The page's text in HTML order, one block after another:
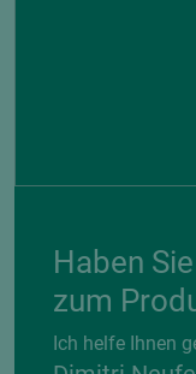
Haben
zum
Ich helfe Ihnen